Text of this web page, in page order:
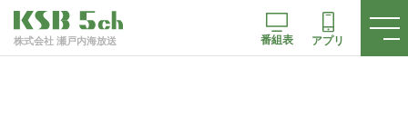
株式会社 瀬戸内海放送 番組表 アプリ